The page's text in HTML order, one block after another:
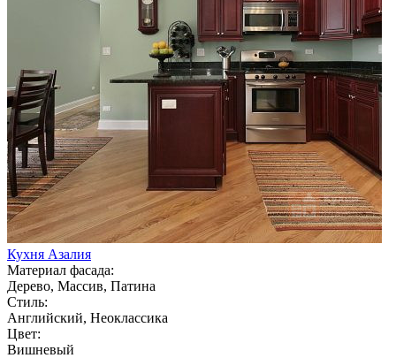
Кухня Азалия
Материал фасада:
Дерево, Массив, Патина
Стиль:
Английский, Неоклассика
Цвет:
Вишневый